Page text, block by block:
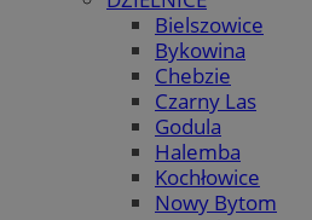
Bielszowice
Bykowina
Chebzie
Czarny Las
Godula
Halemba
Kochłowice
Nowy Bytom